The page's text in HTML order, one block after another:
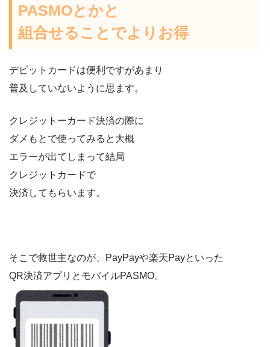
PASMOとかと
組合せることでよりお得
デビットカードは便利ですがあまり
普及していないように思ます。
クレジットーカード決済の際に
ダメもとで使ってみると大概
エラーが出てしまって結局
クレジットカードで
決済してもらいます。
そこで救世主なのが、PayPayや楽天Payといった
QR決済アプリとモバイルPASMO。